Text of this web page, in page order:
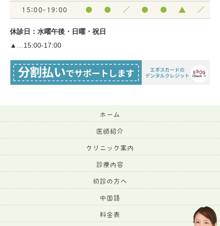
15:00-19:00
● ● ／ ● ● ▲ ／
休診日：水曜午後・日曜・祝日
▲…15:00-17:00
ホーム
医師紹介
クリニック案内
診療内容
初診の方へ
中国語
料金表